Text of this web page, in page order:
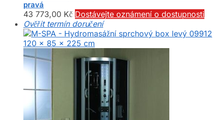
pravá
43 773,00 Kč Dostávejte oznámení o dostupnosti
Ověřit termín doručení